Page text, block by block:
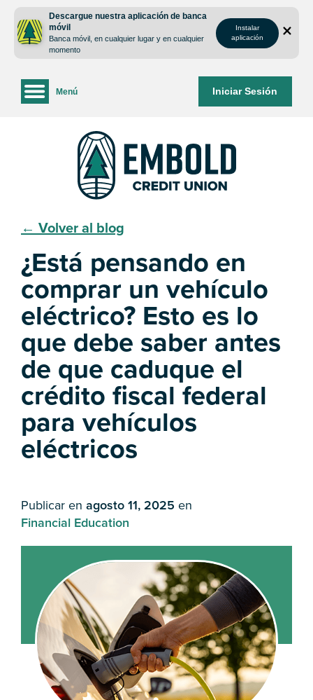
contenido
inicio
Descargue nuestra aplicación de banca
móvil
Banca móvil, en cualquier lugar y en cualquier
momento
Instalar
aplicación
Iniciar Sesión
Menú
← Volver al blog
¿Está pensando en
comprar un vehículo
eléctrico? Esto es lo
que debe saber antes
de que caduque el
crédito fiscal federal
para vehículos
eléctricos
Publicar en agosto 11, 2025 en
Financial Education